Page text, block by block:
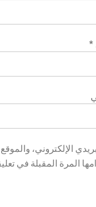
*
الإلكتروني،
المرة المقبلة في